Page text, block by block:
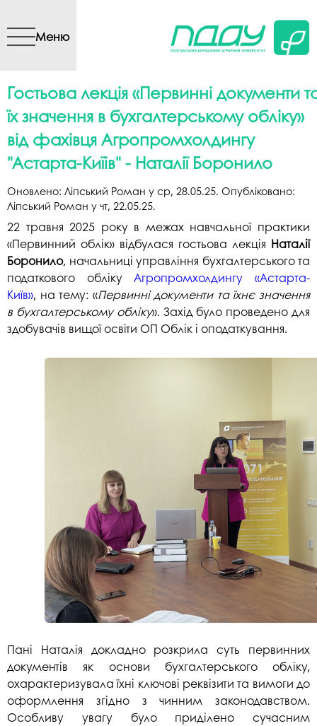
вмісту
Меню
Гостьова лекція «Первинні документи
їх значення в бухгалтерському обліку»
від фахівця Агропромхолдингу
"Астарта-Киїів" - Наталії Боронило
Оновлено: Ліпський Роман у ср, 28.05.25. Опубліковано:
Ліпський Роман у чт, 22.05.25.
22 травня 2025 року в межах навчальної практики
«Первинний облік» відбулася гостьова лекція Наталії
Боронило, начальниці управління бухгалтерського та
податкового облікуАгропромхолдингу «Астарта-
Київ», на тему: «Первинні документи та їхнє значення
в бухгалтерському обліку». Захід було проведено для
здобувачів вищої освіти ОП Облік і оподаткування.
Пані Наталія докладно розкрила суть первинних
документів як основи бухгалтерського обліку,
охарактеризувала їхні ключові реквізити та вимоги до
оформлення згідно з чинним законодавством.
Особливу увагу було приділено сучасним